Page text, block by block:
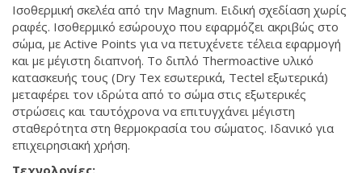
Ισοθερμική σκελέα από την Magnum. Ειδική σχεδίαση χωρίς
ραφές. Ισοθερμικό εσώρουχο που εφαρμόζει ακριβώς στο
σώμα, με Active Points για να πετυχένετε τέλεια εφαρμογή
και με μέγιστη διαπνοή. Το διπλό Thermoactive υλικό
κατασκευής τους (Dry Tex εσωτερικά, Tectel εξωτερικά)
μεταφέρει τον ιδρώτα από το σώμα στις εξωτερικές
στρώσεις και ταυτόχρονα να επιτυγχάνει μέγιστη
σταθερότητα στη θερμοκρασία του σώματος. Ιδανικό για
επιχειρησιακή χρήση.